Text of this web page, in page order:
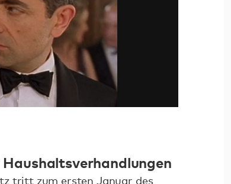
tritt zum ersten Januar des